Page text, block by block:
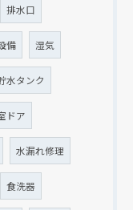
排水口
備 湿気
水タンク
ドア
水漏れ修理
食洗器
ンプします
ンプします